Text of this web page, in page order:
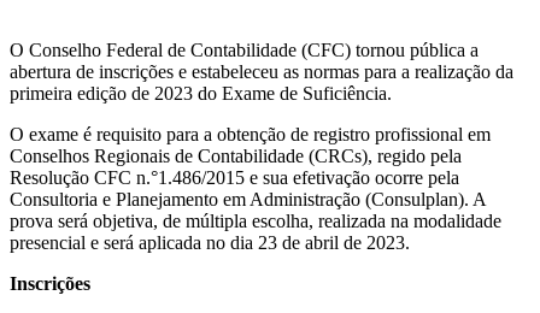
O Conselho Federal de Contabilidade (CFC) tornou pública a
abertura de inscrições e estabeleceu as normas para a realização da
primeira edição de 2023 do Exame de Suficiência.
O exame é requisito para a obtenção de registro profissional em
Conselhos Regionais de Contabilidade (CRCs), regido pela
Resolução CFC n.°1.486/2015 e sua efetivação ocorre pela
Consultoria e Planejamento em Administração (Consulplan). A
prova será objetiva, de múltipla escolha, realizada na modalidade
presencial e será aplicada no dia 23 de abril de 2023.
Inscrições